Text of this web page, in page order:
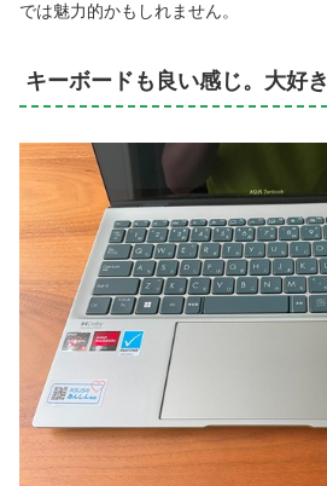
では魅力的かもしれません。
キーボードも良い感じ。大好き